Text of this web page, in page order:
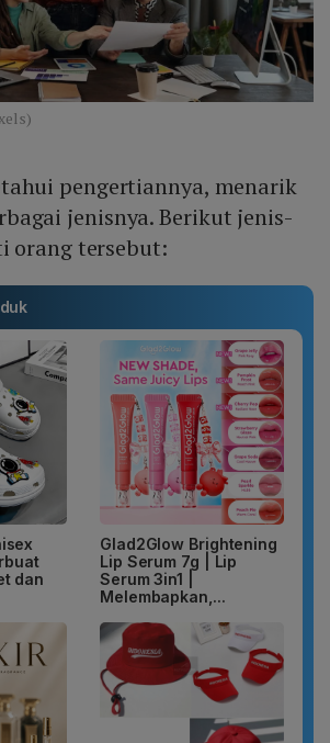
pengertiannya, menarik
jenisnya. Berikut jenis-
orang tersebut:
dan
Glad2Glow Brightening
Lip Serum 7g | Lip
Serum 3in1 |
Melembapkan,...